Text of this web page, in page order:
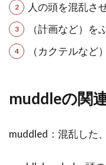
人の頭を混乱さ
（計画など）を
（カクテルなど
muddleの関
muddled：混乱した